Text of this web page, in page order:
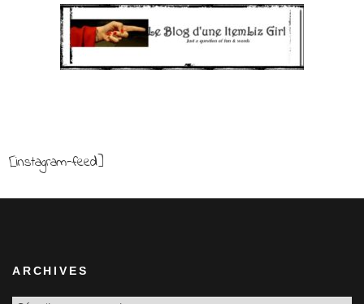
[instagram-feed]
ARCHIVES